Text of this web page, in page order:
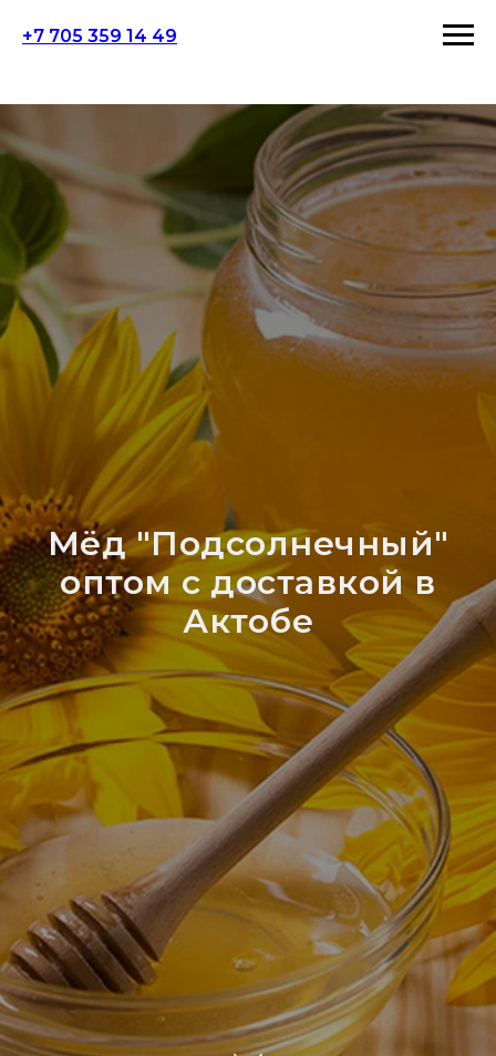
+7 705 359 14 49
Мёд "Подсолнечный"
оптом с доставкой в
Актобе